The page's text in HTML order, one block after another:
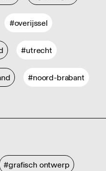
#overijssel
#utrecht
#noord-brabant
#grafisch ontwerp